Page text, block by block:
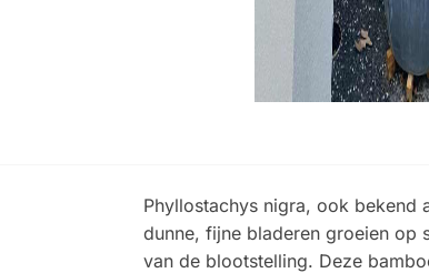
Phyllostachys nigra, ook bekend
dunne, fijne bladeren groeien op
van de blootstelling. Deze